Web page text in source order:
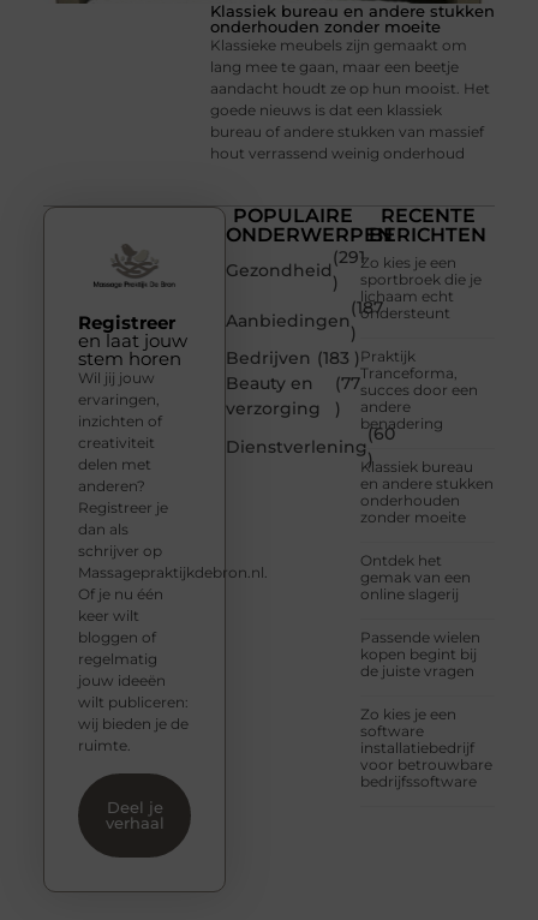
Klassiek bureau en andere stukken
onderhouden zonder moeite
Klassieke meubels zijn gemaakt om
lang mee te gaan, maar een beetje
aandacht houdt ze op hun mooist. Het
goede nieuws is dat een klassiek
bureau of andere stukken van massief
hout verrassend weinig onderhoud
POPULAIRE
ONDERWERPEN
Gezondheid
(291
)
Aanbiedingen
(187
)
Bedrijven (183 )
Beauty en
verzorging
(77
)
Dienstverlening
(60
)
RECENTE
BERICHTEN
Zo kies je een
sportbroek die je
lichaam echt
ondersteunt
Praktijk
Tranceforma,
succes door een
andere
benadering
Klassiek bureau
en andere stukken
onderhouden
zonder moeite
Ontdek het
gemak van een
online slagerij
Passende wielen
kopen begint bij
de juiste vragen
Zo kies je een
software
installatiebedrijf
voor betrouwbare
bedrijfssoftware
Registreer
en laat jouw
stem horen
Wil jij jouw
ervaringen,
inzichten of
creativiteit
delen met
anderen?
Registreer je
dan als
schrijver op
Massagepraktijkdebron.nl.
Of je nu één
keer wilt
bloggen of
regelmatig
jouw ideeën
wilt publiceren:
wij bieden je de
ruimte.
Deel je
verhaal